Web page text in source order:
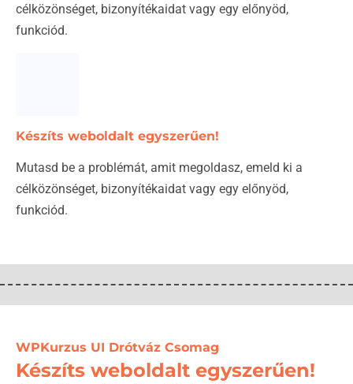
célközönséget, bizonyítékaidat vagy egy előnyöd,
funkciód.
Készíts weboldalt egyszerűen!
Mutasd be a problémát, amit megoldasz, emeld ki a
célközönséget, bizonyítékaidat vagy egy előnyöd,
funkciód.
WPKurzus UI Drótváz Csomag
Készíts weboldalt egyszerűen!